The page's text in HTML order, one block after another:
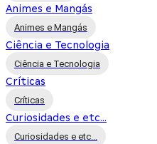
Animes e Mangás
Animes e Mangás
Ciência e Tecnologia
Ciência e Tecnologia
Críticas
Críticas
Curiosidades e etc...
Curiosidades e etc...